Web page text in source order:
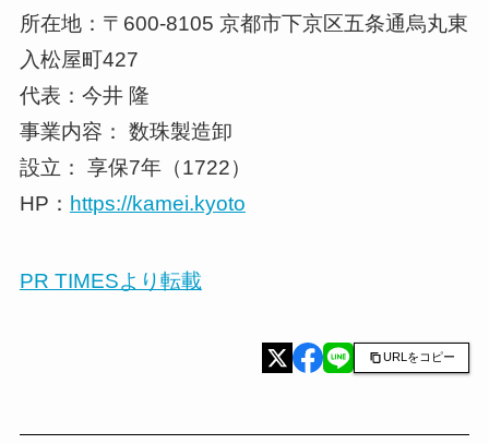
所在地：〒600-8105 京都市下京区五条通烏丸東
⼊松屋町427
代表：今井 隆
事業内容： 数珠製造卸
設立： 享保7年（1722）
HP： https://kamei.kyoto
PR TIMESより転載
URLをコピー